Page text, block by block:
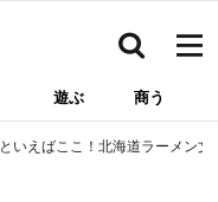
遊ぶ 商う
いえばここ！北海道ラーメン文